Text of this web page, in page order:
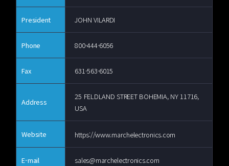
President JOHN VILARDI
Phone 800-444-6056
Fax 631-563-6015
Address
25 FELDLAND STREET BOHEMIA, NY 11716,
USA
Website https://www.marchelectronics.com
E-mail sales@marchelectronics.com